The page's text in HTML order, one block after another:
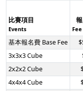
比賽項目
Events
基本報名費 Base Fee
3x3x3 Cube
2x2x2 Cube
4x4x4 Cube